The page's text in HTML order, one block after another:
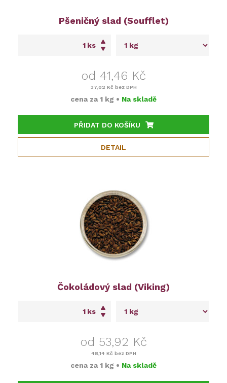
Pšeničný slad (Soufflet)
ks
od 41,46 Kč
37,02 Kč bez DPH
cena za 1 kg • Na skladě
PŘIDAT DO KOŠÍKU
DETAIL
Čokoládový slad (Viking)
ks
od 53,92 Kč
48,14 Kč bez DPH
cena za 1 kg • Na skladě